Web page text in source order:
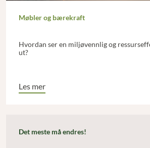
Møbler og bærekraft
Hvordan ser en miljøvennlig og
ut?
Les mer
Det meste må endres!